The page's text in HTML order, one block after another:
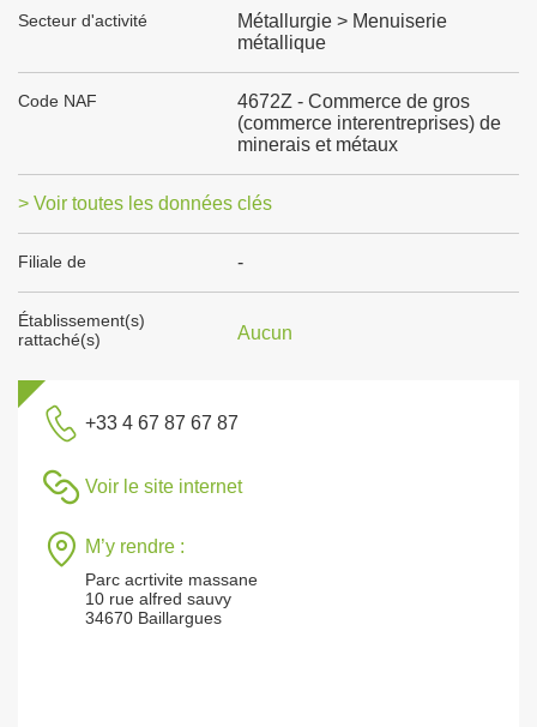
Secteur d'activité
Métallurgie > Menuiserie
métallique
Code NAF
4672Z - Commerce de gros
(commerce interentreprises) de
minerais et métaux
> Voir toutes les données clés
Filiale de -
Établissement(s)
rattaché(s)
Aucun
+33 4 67 87 67 87
Voir le site internet
M’y rendre :
Parc acrtivite massane
10 rue alfred sauvy
34670 Baillargues